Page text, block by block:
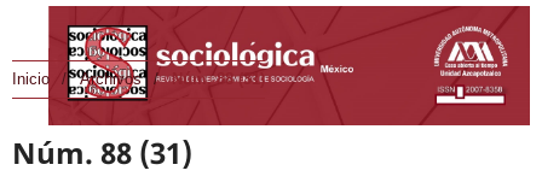
Inicio / Archivos / Núm. 88 (31)
Núm. 88 (31)